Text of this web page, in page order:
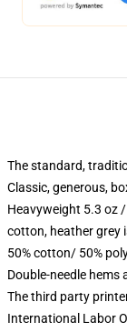
The standard,
Classic, generous,
Heavyweight 5.3 oz
cotton, heather grey
50% cotton/ 50%
Double-needle
The third party
International Labor